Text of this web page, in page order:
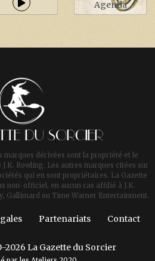
Agenda
DU SORCIER
marques dérivées sont la propriété et le
Rowling. Les autres marques citées sur
qui en sont propriétaires. La Gazette
non-officiel, en aucun cas affilié à J.K.
Gallimard ou Time Warner Entertainment.
Partenariats Contact
La Gazette du Sorcier